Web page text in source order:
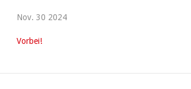
Nov. 30 2024
Vorbei!